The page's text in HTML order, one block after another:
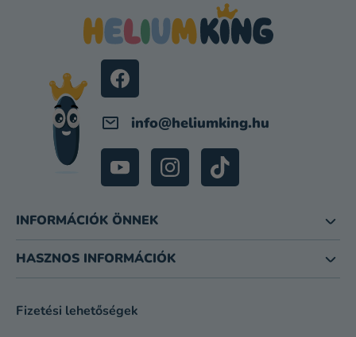
info@heliumking.hu
INFORMÁCIÓK ÖNNEK
HASZNOS INFORMÁCIÓK
Fizetési lehetőségek